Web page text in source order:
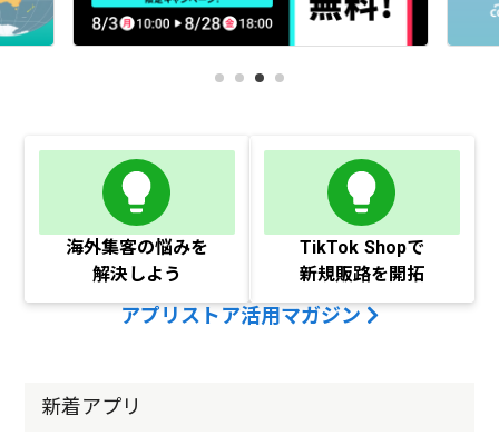
海外集客の悩みを
解決しよう
TikTok Shopで
新規販路を開拓
アプリストア活用マガジン
新着アプリ